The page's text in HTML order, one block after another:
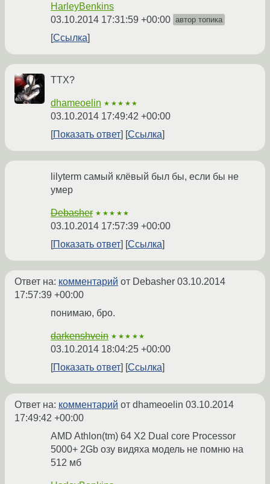
HarleyBenkins
03.10.2014 17:31:59 +00:00 автор топика
Ссылка
ТТХ?
dhameoelin ★★★★★
03.10.2014 17:49:42 +00:00
Показать ответ
Ссылка
lilyterm самый клёвый был бы, если бы не
умер
Debasher ★★★★★
03.10.2014 17:57:39 +00:00
Показать ответ
Ссылка
Ответ на: комментарий от Debasher 03.10.2014
17:57:39 +00:00
понимаю, бро.
darkenshvein ★★★★★
03.10.2014 18:04:25 +00:00
Показать ответ
Ссылка
Ответ на: комментарий от dhameoelin 03.10.2014
17:49:42 +00:00
AMD Athlon(tm) 64 X2 Dual core Processor
5000+ 2Gb озу видяха модель не помню на
512 мб